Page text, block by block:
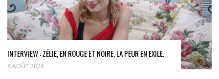
INTERVIEW : ZÉLIE, EN ROUGE ET NOIRE, LA PEUR EN EXILE.
8 AOÛT 2026